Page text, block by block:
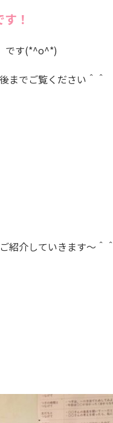
！
です(*^o^*)
までご覧ください＾＾
紹介していきます〜＾＾